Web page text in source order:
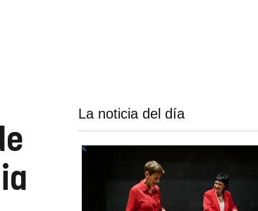
La noticia del día